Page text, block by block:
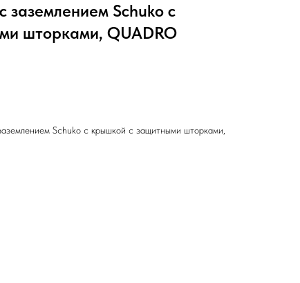
заземлением Schuko с
шторками, QUADRO
Schuko с крышкой с защитными шторками,